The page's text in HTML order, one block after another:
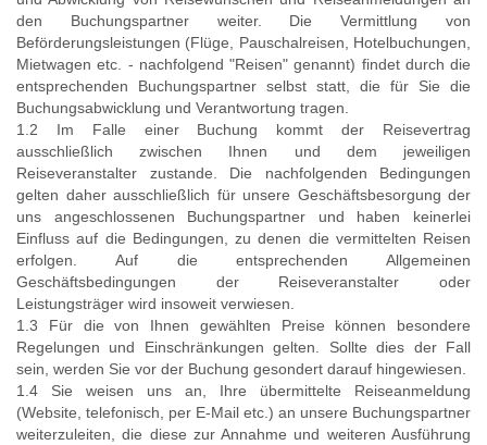
den Buchungspartner weiter. Die Vermittlung von
Beförderungsleistungen (Flüge, Pauschalreisen, Hotelbuchungen,
Mietwagen etc. - nachfolgend "Reisen" genannt) findet durch die
entsprechenden Buchungspartner selbst statt, die für Sie die
Buchungsabwicklung und Verantwortung tragen.
1.2 Im Falle einer Buchung kommt der Reisevertrag
ausschließlich zwischen Ihnen und dem jeweiligen
Reiseveranstalter zustande. Die nachfolgenden Bedingungen
gelten daher ausschließlich für unsere Geschäftsbesorgung der
uns angeschlossenen Buchungspartner und haben keinerlei
Einfluss auf die Bedingungen, zu denen die vermittelten Reisen
erfolgen. Auf die entsprechenden Allgemeinen
Geschäftsbedingungen der Reiseveranstalter oder
Leistungsträger wird insoweit verwiesen.
1.3 Für die von Ihnen gewählten Preise können besondere
Regelungen und Einschränkungen gelten. Sollte dies der Fall
sein, werden Sie vor der Buchung gesondert darauf hingewiesen.
1.4 Sie weisen uns an, Ihre übermittelte Reiseanmeldung
(Website, telefonisch, per E-Mail etc.) an unsere Buchungspartner
weiterzuleiten, die diese zur Annahme und weiteren Ausführung